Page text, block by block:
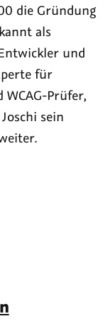
die Grün­dung
als
und
für
Prüfer,
sein